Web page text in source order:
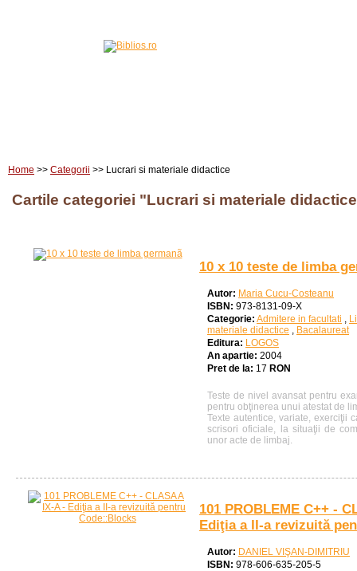
Home >> Categorii >> Lucrari si materiale didactice
Cartile categoriei "Lucrari si materiale
10 x 10 teste de limba
Autor: Maria Cucu-Costeanu
ISBN: 973-8131-09-X
Categorie: Admitere in facultati ,
materiale didactice , Bacalaureat
Editura: LOGOS
An apartie: 2004
Pret de la: 17 RON
Teste de nivel avansat pentru
pentru obţinerea unui atestat de
Texte autentice, variate, exerciţii
scrisori oficiale, la situaţii de
unor acte de limbaj.
101 PROBLEME C++ -
Ediţia a II-a revizuită
Autor: DANIEL VIŞAN-DIMITRIU
ISBN: 978-606-635-205-5